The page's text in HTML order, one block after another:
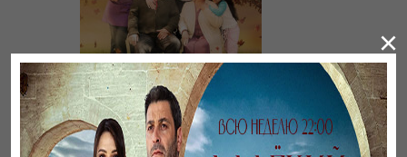
Үзілген жапырақтар
×